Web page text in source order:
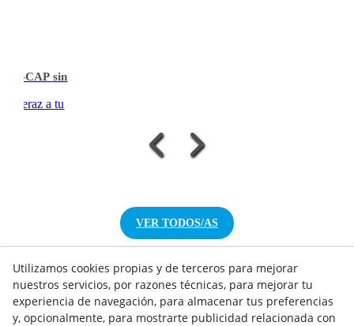
T-CAP sin
veraz a tu
VER TODOS/AS
NOTICIAS AEROTERMIA
Utilizamos cookies propias y de terceros para mejorar
nuestros servicios, por razones técnicas, para mejorar tu
experiencia de navegación, para almacenar tus preferencias
y, opcionalmente, para mostrarte publicidad relacionada con